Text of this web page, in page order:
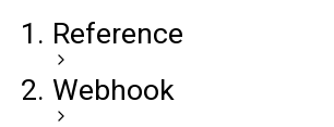
Reference
Webhook